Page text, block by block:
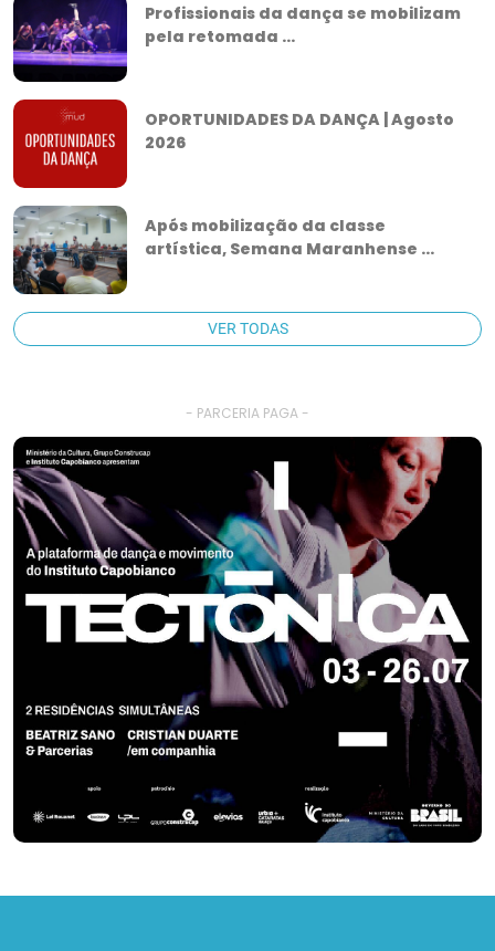
Profissionais da dança se mobilizam
pela retomada ...
OPORTUNIDADES DA DANÇA | Agosto
2026
Após mobilização da classe
artística, Semana Maranhense ...
VER TODAS
- PARCERIA PAGA -